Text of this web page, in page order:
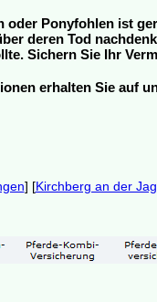
oder Ponyfohlen ist
deren Tod
Sichern Sie Ihr
erhalten Sie auf
] [Kirchberg an der